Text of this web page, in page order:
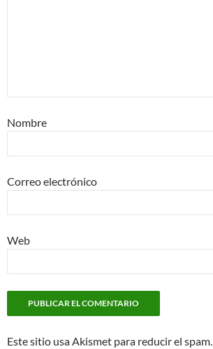
Nombre
Correo electrónico
Web
Este sitio usa Akismet para reducir el spam.